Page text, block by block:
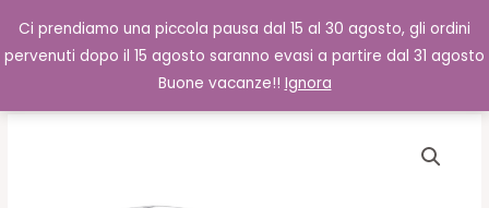
Ci prendiamo una piccola pausa dal 15 al 30 agosto, gli ordini
pervenuti dopo il 15 agosto saranno evasi a partire dal 31 agosto
Buone vacanze!! Ignora
contenuto
0,00€ Cerca